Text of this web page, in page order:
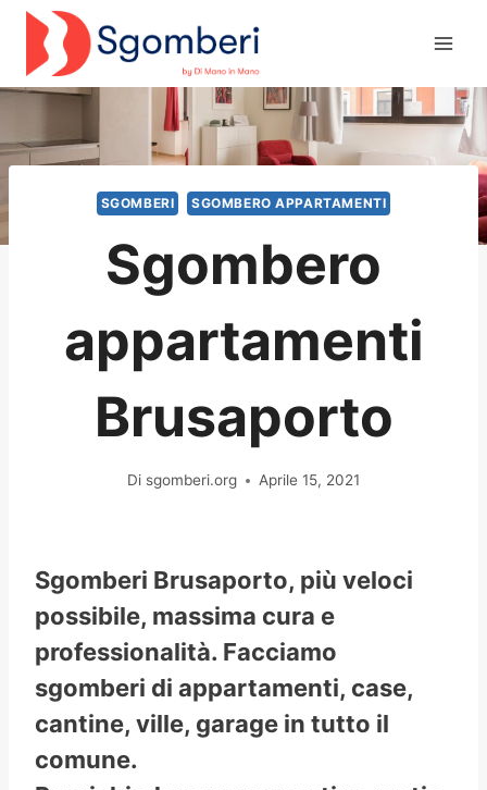
Salta
contenuto
SGOMBERI SGOMBERO APPARTAMENTI
Sgombero
appartamenti
Brusaporto
Di sgomberi.org Aprile 15, 2021
Sgomberi Brusaporto, più veloci
possibile, massima cura e
professionalità. Facciamo
sgomberi di appartamenti, case,
cantine, ville, garage in tutto il
comune.